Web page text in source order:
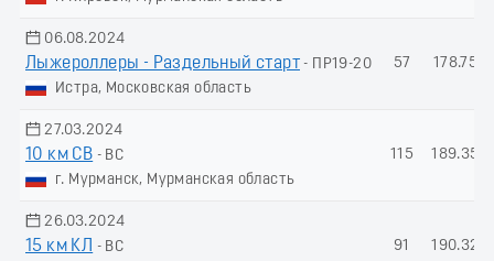
06.08.2024
Лыжероллеры - Раздельный старт - ПР19-20
Истра, Московская область
57 178.75
27.03.2024
10 км СВ - ВС
г. Мурманск, Мурманская область
115 189.35
26.03.2024
15 км КЛ
- ВС
91 190.32